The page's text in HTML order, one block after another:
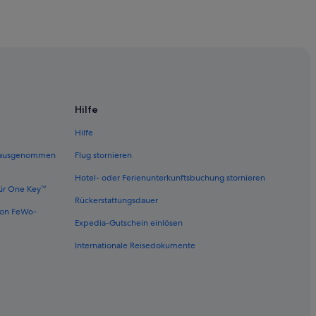
One Key™
FeWo-
Hilfe
Hilfe
Flug stornieren
Hotel- oder Ferienunterkunftsbuchung stornieren
Rückerstattungsdauer
Expedia-Gutschein einlösen
Internationale Reisedokumente